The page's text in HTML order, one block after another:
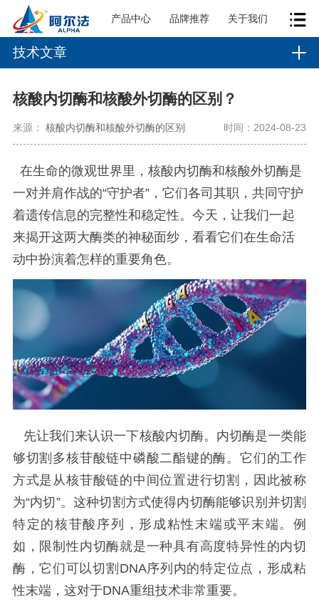
产品中心 品牌推荐 关于我们
技术文章
核酸内切酶和核酸外切酶的区别？
来源： 核酸内切酶和核酸外切酶的区别 时间：2024-08-23
在生命的微观世界里，核酸内切酶和核酸外切酶是
一对并肩作战的“守护者”，它们各司其职，共同守护
着遗传信息的完整性和稳定性。今天，让我们一起
来揭开这两大酶类的神秘面纱，看看它们在生命活
动中扮演着怎样的重要角色。
先让我们来认识一下核酸内切酶。内切酶是一类能
够切割多核苷酸链中磷酸二酯键的酶。它们的工作
方式是从核苷酸链的中间位置进行切割，因此被称
为“内切”。这种切割方式使得内切酶能够识别并切割
特定的核苷酸序列，形成粘性末端或平末端。例
如，限制性内切酶就是一种具有高度特异性的内切
酶，它们可以切割DNA序列内的特定位点，形成粘
性末端，这对于DNA重组技术非常重要。